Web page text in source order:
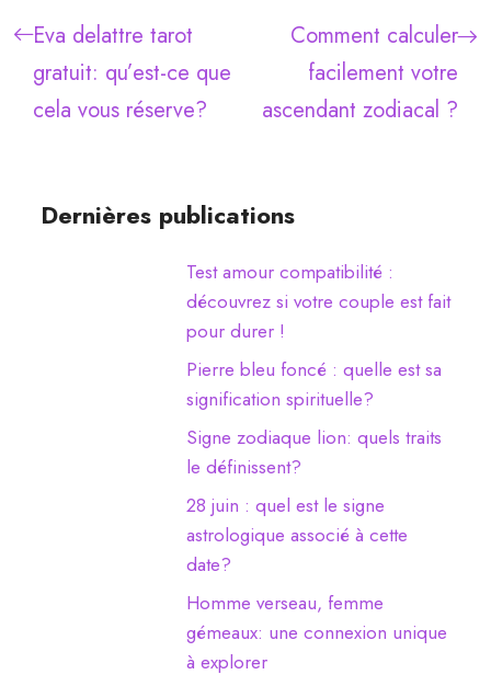
Eva delattre tarot
gratuit: qu’est-ce que
cela vous réserve?
Comment calculer
facilement votre
ascendant zodiacal ?
Dernières publications
Test amour compatibilité :
découvrez si votre couple est fait
pour durer !
Pierre bleu foncé : quelle est sa
signification spirituelle?
Signe zodiaque lion: quels traits
le définissent?
28 juin : quel est le signe
astrologique associé à cette
date?
Homme verseau, femme
gémeaux: une connexion unique
à explorer